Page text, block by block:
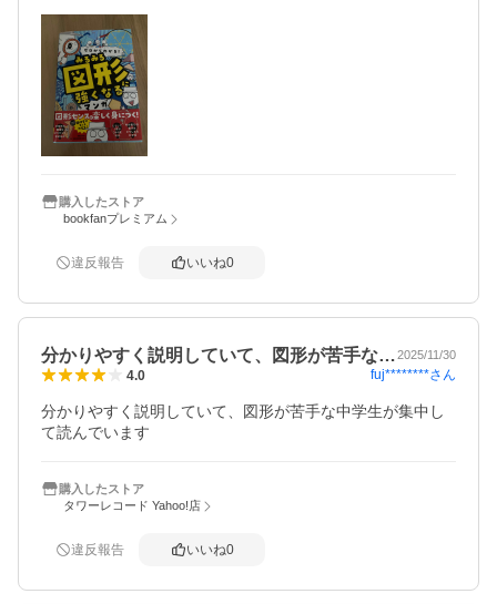
購入したストア
bookfanプレミアム
違反報告 いいね0
分かりやすく説明していて、図形が苦手な…2025/11/30
4.0 fuj********さん
分かりやすく説明していて、図形が苦手な中学生が集中し
て読んでいます
購入したストア
タワーレコード Yahoo!店
違反報告 いいね0